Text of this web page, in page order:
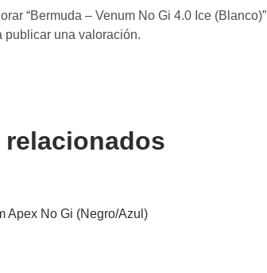
“Bermuda – Venum No Gi 4.0 Ice (Blanco)”
publicar una valoración.
Apex No Gi (Negro/Azul)